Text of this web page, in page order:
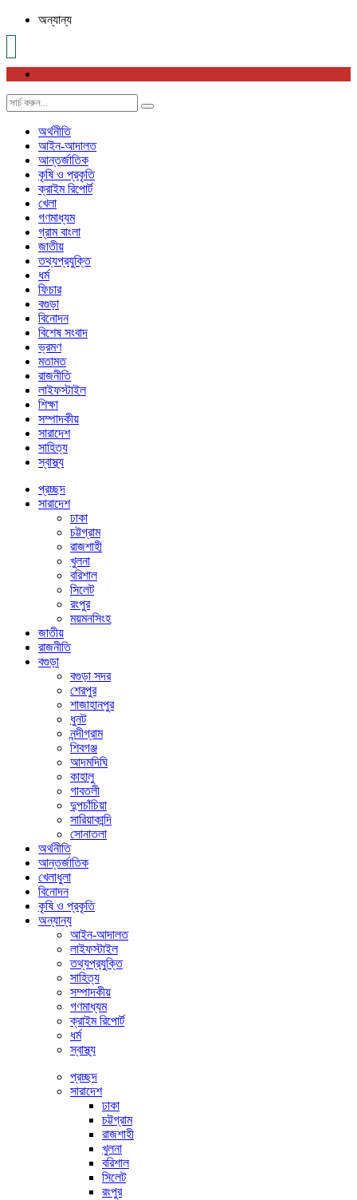
অন্যান্য
অর্থনীতি
আইন-আদালত
আন্তর্জাতিক
কৃষি ও প্রকৃতি
ক্রাইম রিপোর্ট
খেলা
গণমাধ্যম
গ্রাম বাংলা
জাতীয়
তথ্যপ্রযুক্তি
ধর্ম
ফিচার
বগুড়া
বিনোদন
বিশেষ সংবাদ
ভ্রমণ
মতামত
রাজনীতি
লাইফস্টাইল
শিক্ষা
সম্পাদকীয়
সারাদেশ
সাহিত্য
স্বাস্থ্য
প্রচ্ছদ
সারাদেশ
ঢাকা
চট্টগ্রাম
রাজশাহী
খুলনা
বরিশাল
সিলেট
রংপুর
ময়মনসিংহ
জাতীয়
রাজনীতি
বগুড়া
বগুড়া সদর
শেরপুর
শাজাহানপুর
ধুনট
নন্দীগ্রাম
শিবগঞ্জ
আদমদিঘি
কাহালু
গাবতলী
দুপচাঁচিয়া
সারিয়াকান্দি
সোনাতলা
অর্থনীতি
আন্তর্জাতিক
খেলাধুলা
বিনোদন
কৃষি ও প্রকৃতি
অন্যান্য
আইন-আদালত
লাইফস্টাইল
তথ্যপ্রযুক্তি
সাহিত্য
সম্পাদকীয়
গণমাধ্যম
ক্রাইম রিপোর্ট
ধর্ম
স্বাস্থ্য
প্রচ্ছদ
সারাদেশ
ঢাকা
চট্টগ্রাম
রাজশাহী
খুলনা
বরিশাল
সিলেট
রংপুর